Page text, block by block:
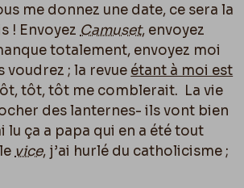
me donnez une date, ce sera la
! Envoyez Camuset, envoyez
totalement, envoyez moi
voudrez ; la revue étant à moi est
tôt, tôt me comblerait. La vie
des lanternes- ils vont bien
lu ça a papa qui en a été tout
vice, j’ai hurlé du catholicisme ;